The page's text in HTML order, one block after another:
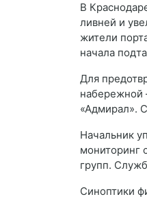
В
ливней и
жители
начала
Для
набережной
«Адмирал».
Начальник
мониторинг
групп.
Синоптики